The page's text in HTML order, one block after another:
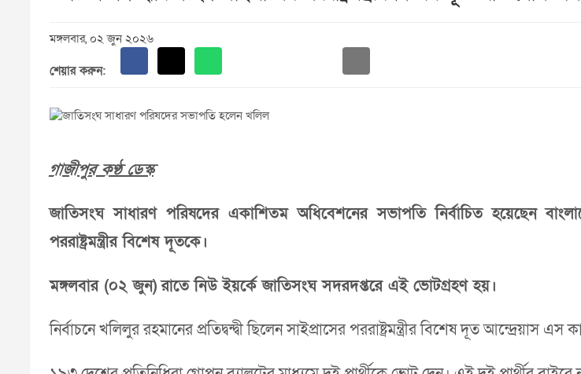
মঙ্গলবার, ০২ জুন ২০২৬
শেয়ার করুন:
গাজীপুর কণ্ঠ ডেস্ক
জাতিসংঘ সাধারণ পরিষদের একাশিতম অধিবেশনের সভাপতি নির্বাচিত হয়েছেন
পররাষ্ট্রমন্ত্রীর বিশেষ দূতকে।
মঙ্গলবার (০২ জুন) রাতে নিউ ইয়র্কে জাতিসংঘ সদরদপ্তরে এই ভোটগ্রহণ হয়।
নির্বাচনে খলিলুর রহমানের প্রতিদ্বন্দ্বী ছিলেন সাইপ্রাসের পররাষ্ট্রমন্ত্রীর বিশেষ দূত আন্দ্রেয়াস এস